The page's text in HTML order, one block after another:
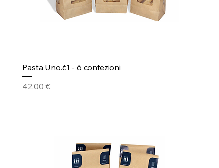
Pasta Uno.61 - 6 confezioni
Prezzo
42,00 €